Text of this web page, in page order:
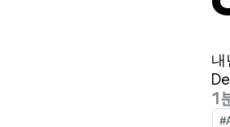
내
1